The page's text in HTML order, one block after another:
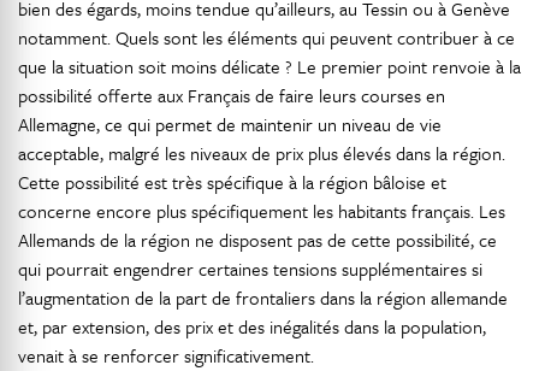
bien des égards, moins tendue qu’ailleurs, au Tessin ou à Genève
notamment. Quels sont les éléments qui peuvent contribuer à ce
que la situation soit moins délicate ? Le premier point renvoie à la
possibilité offerte aux Français de faire leurs courses en
Allemagne, ce qui permet de maintenir un niveau de vie
acceptable, malgré les niveaux de prix plus élevés dans la région.
Cette possibilité est très spécifique à la région bâloise et
concerne encore plus spécifiquement les habitants français. Les
Allemands de la région ne disposent pas de cette possibilité, ce
qui pourrait engendrer certaines tensions supplémentaires si
l’augmentation de la part de frontaliers dans la région allemande
et, par extension, des prix et des inégalités dans la population,
venait à se renforcer significativement.